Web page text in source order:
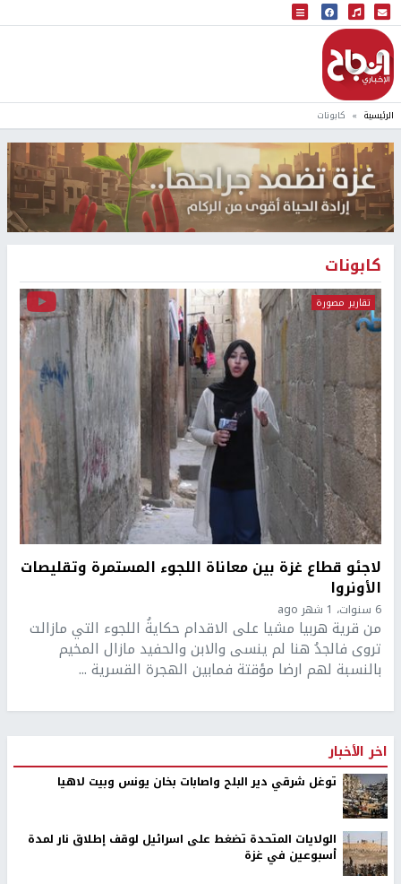
البث المباشر
إذاعة النجاح
الرئيسية كابونات
كابونات
تقارير مصورة
لاجئو قطاع غزة بين معاناة اللجوء المستمرة وتقليصات
الأونروا
6 سنوات، 1 شهر ago
من قرية هربيا مشيا على الاقدام حكايةُ اللجوء التي مازالت
تروى فالجدُ هنا لم ينسى والابن والحفيد مازال المخيم
بالنسبة لهم ارضا مؤقتة فمابين الهجرة القسرية ...
اخر الأخبار
توغل شرقي دير البلح واصابات بخان يونس وبيت لاهيا
الولايات المتحدة تضغط على اسرائيل لوقف إطلاق نار لمدة
أسبوعين في غزة